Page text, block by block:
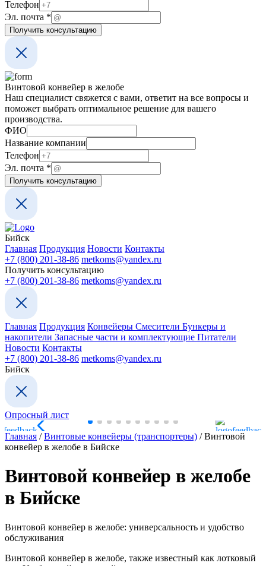
Эл.
компании
Название
Телефон
Эл. почта *
Получить консультацию
Винтовой конвейер в желобе
Наш специалист свяжется с вами, ответит на все вопросы и
поможет выбрать оптимальное решение для вашего
производства.
почта
компании
ФИО
Название компании
Телефон
Эл. почта *
Получить консультацию
Бийск
Главная Продукция Новости Контакты
+7 (800) 201-38-86 metkoms@yandex.ru
Получить консультацию
+7 (800) 201-38-86 metkoms@yandex.ru
Главная Продукция Конвейеры Смесители Бункеры и
накопители Запасные части и комплектующие Питатели
Новости Контакты
+7 (800) 201-38-86 metkoms@yandex.ru
Бийск
Опросный лист
Главная /Винтовые конвейеры (транспортеры) /Винтовой
конвейер в желобе в Бийске
Винтовой конвейер в желобе
в Бийске
Винтовой конвейер в желобе: универсальность и удобство
обслуживания
Винтовой конвейер в желобе, также известный как лотковый